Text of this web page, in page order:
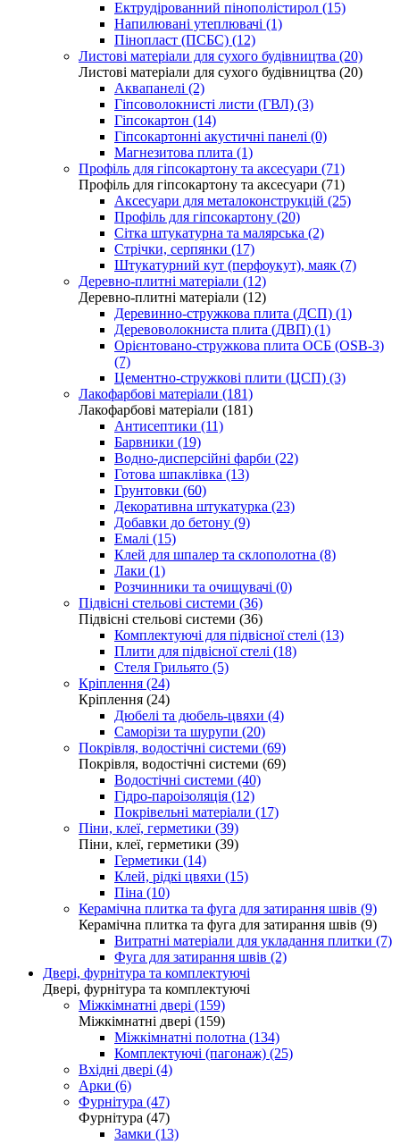
Ектрудірованний пінополістирол (15)
Напилювані утеплювачі (1)
Пінопласт (ПСБС) (12)
Листові матеріали для сухого будівництва (20)
Листові матеріали для сухого будівництва (20)
Аквапанелі (2)
Гіпсоволокнисті листи (ГВЛ) (3)
Гіпсокартон (14)
Гіпсокартонні акустичні панелі (0)
Магнезитова плита (1)
Профіль для гіпсокартону та аксесуари (71)
Профіль для гіпсокартону та аксесуари (71)
Аксесуари для металоконструкцій (25)
Профіль для гіпсокартону (20)
Сітка штукатурна та малярська (2)
Стрічки, серпянки (17)
Штукатурний кут (перфоукут), маяк (7)
Деревно-плитні матеріали (12)
Деревно-плитні матеріали (12)
Деревинно-стружкова плита (ДСП) (1)
Деревоволокниста плита (ДВП) (1)
Орієнтовано-стружкова плита ОСБ (OSB-3)
(7)
Цементно-стружкові плити (ЦСП) (3)
Лакофарбові матеріали (181)
Лакофарбові матеріали (181)
Антисептики (11)
Барвники (19)
Водно-дисперсійні фарби (22)
Готова шпаклівка (13)
Грунтовки (60)
Декоративна штукатурка (23)
Добавки до бетону (9)
Емалі (15)
Клей для шпалер та склополотна (8)
Лаки (1)
Розчинники та очищувачі (0)
Підвісні стельові системи (36)
Підвісні стельові системи (36)
Комплектуючі для підвісної стелі (13)
Плити для підвісної стелі (18)
Стеля Грильято (5)
Кріплення (24)
Кріплення (24)
Дюбелі та дюбель-цвяхи (4)
Саморізи та шурупи (20)
Покрівля, водостічні системи (69)
Покрівля, водостічні системи (69)
Водостічні системи (40)
Гідро-пароізоляція (12)
Покрівельні матеріали (17)
Піни, клеї, герметики (39)
Піни, клеї, герметики (39)
Герметики (14)
Клей, рідкі цвяхи (15)
Піна (10)
Керамічна плитка та фуга для затирання швів (9)
Керамічна плитка та фуга для затирання швів (9)
Витратні матеріали для укладання плитки (7)
Фуга для затирання швів (2)
Двері, фурнітура та комплектуючі
Двері, фурнітура та комплектуючі
Міжкімнатні двері (159)
Міжкімнатні двері (159)
Міжкімнатні полотна (134)
Комплектуючі (пагонаж) (25)
Вхідні двері (4)
Арки (6)
Фурнітура (47)
Фурнітура (47)
Замки (13)